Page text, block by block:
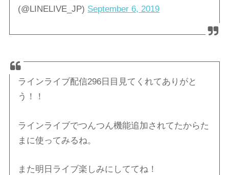
(@LINELIVE_JP) September 6, 2019
ラインライブ配信296日目見てくれてありがと
う！！
ラインライブでつんつん機能追加されてたからた
まに使ってみるね。
また明日ライブ楽しみにしててね！